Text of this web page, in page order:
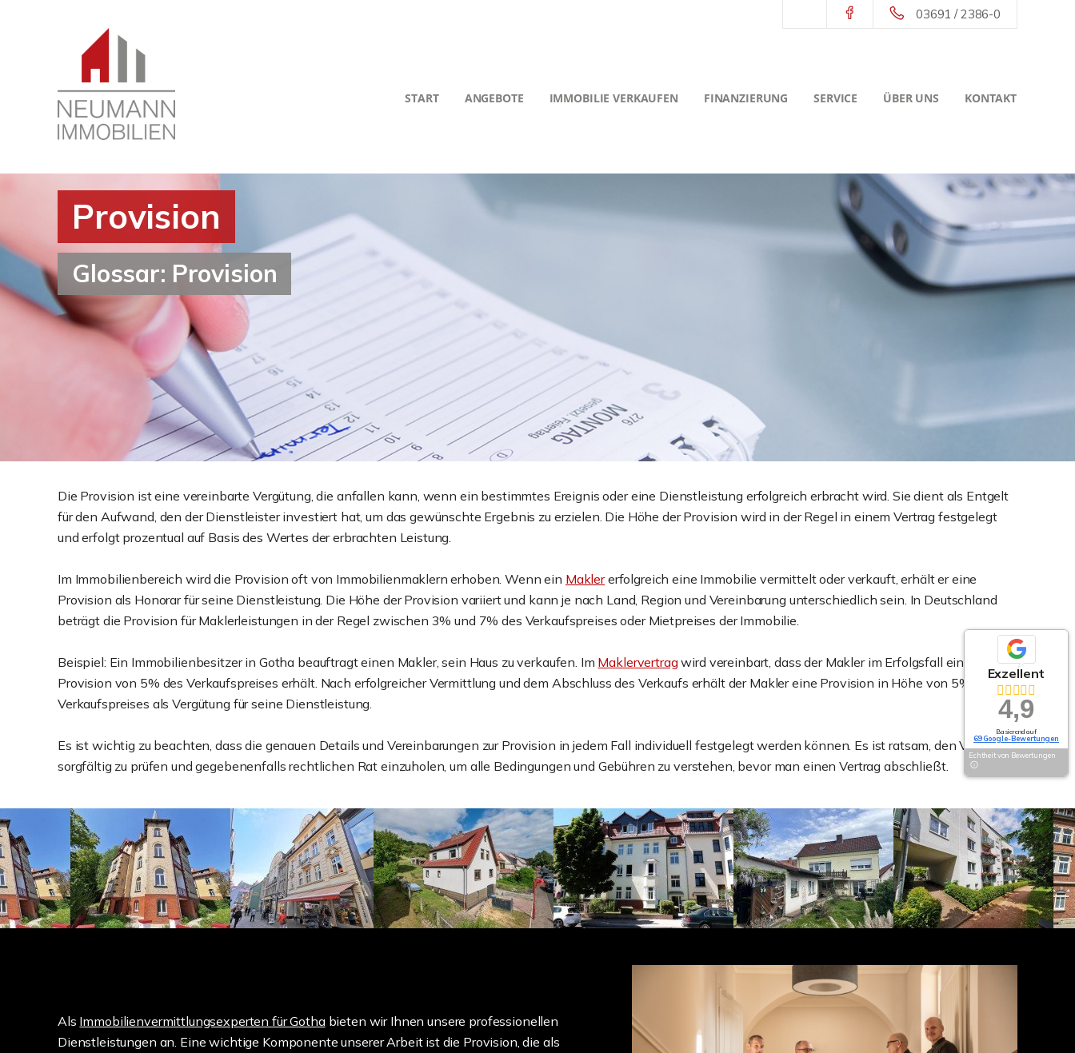
03691 / 2386-0
START ANGEBOTE IMMOBILIE VERKAUFEN FINANZIERUNG SERVICE ÜBER UNS KONTAKT
Provision
Glossar: Provision
Die Provision ist eine vereinbarte Vergütung, die anfallen kann, wenn ein bestimmtes Ereignis oder eine Dienstleistung erfolgreich erbracht wird. Sie dient als Entgelt
für den Aufwand, den der Dienstleister investiert hat, um das gewünschte Ergebnis zu erzielen. Die Höhe der Provision wird in der Regel in einem Vertrag festgelegt
und erfolgt prozentual auf Basis des Wertes der erbrachten Leistung.
Im Immobilienbereich wird die Provision oft von Immobilienmaklern erhoben. Wenn ein Maklererfolgreich eine Immobilie vermittelt oder verkauft, erhält er eine
Provision als Honorar für seine Dienstleistung. Die Höhe der Provision variiert und kann je nach Land, Region und Vereinbarung unterschiedlich sein. In Deutschland
beträgt die Provision für Maklerleistungen in der Regel zwischen 3% und 7% des Verkaufspreises oder Mietpreises der Immobilie.
Beispiel: Ein Immobilienbesitzer in Gotha beauftragt einen Makler, sein Haus zu verkaufen. Im Maklervertragwird vereinbart, dass der Makler im Erfolgsfall eine
Provision von 5% des Verkaufspreises erhält. Nach erfolgreicher Vermittlung und dem Abschluss des Verkaufs erhält der Makler eine Provision in Höhe von 5% des
Verkaufspreises als Vergütung für seine Dienstleistung.
Es ist wichtig zu beachten, dass die genauen Details und Vereinbarungen zur Provision in jedem Fall individuell festgelegt werden können. Es ist ratsam, den Vertrag
sorgfältig zu prüfen und gegebenenfalls rechtlichen Rat einzuholen, um alle Bedingungen und Gebühren zu verstehen, bevor man einen Vertrag abschließt.
Als Immobilienvermittlungsexperten für Gothabieten wir Ihnen unsere professionellen
Dienstleistungen an. Eine wichtige Komponente unserer Arbeit ist die Provision, die als
Exzellent
4,9
Basierend auf
69 Google-Bewertungen
Echtheit von Bewertungen